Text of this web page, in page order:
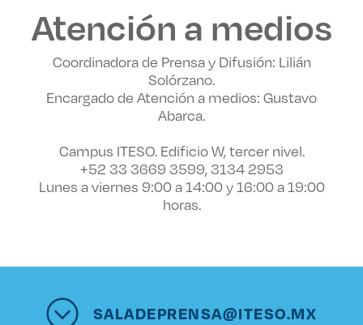
Atención a medios
Coordinadora de Prensa y Difusión: Lilián
Solórzano.
Encargado de Atención a medios: Gustavo
Abarca.
Campus ITESO. Edificio W, tercer nivel.
+52 33 3669 3599, 3134 2953
Lunes a viernes 9:00 a 14:00 y 16:00 a 19:00
horas.
SALADEPRENSA@ITESO.MX